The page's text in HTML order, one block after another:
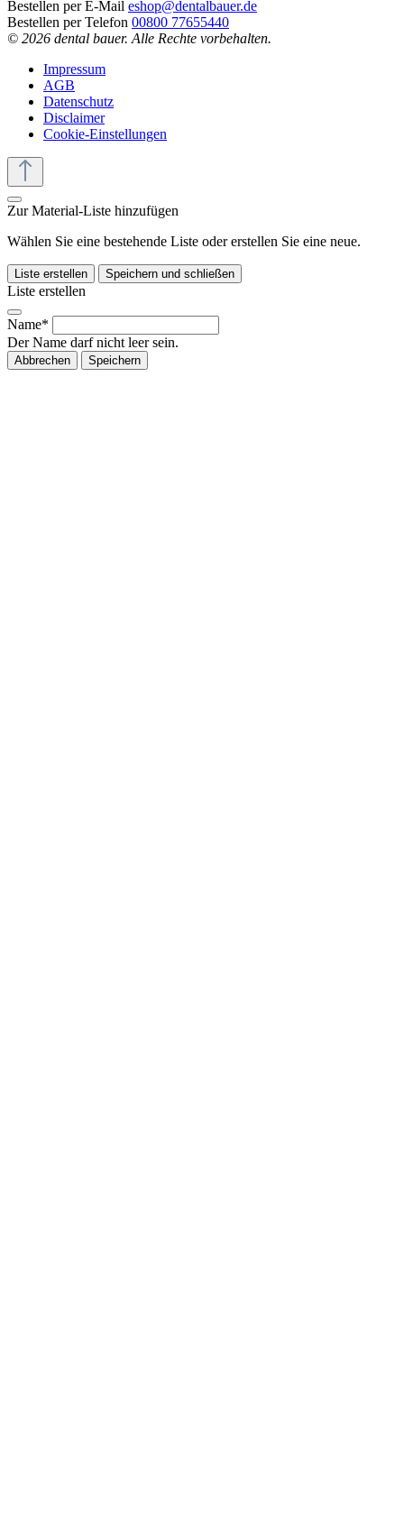
Bestellen per E-Mail eshop@dentalbauer.de
Bestellen per Telefon 00800 77655440
© 2026 dental bauer. Alle Rechte vorbehalten.
Impressum
AGB
Datenschutz
Disclaimer
Cookie-Einstellungen
Zur Material-Liste hinzufügen
Wählen Sie eine bestehende Liste oder erstellen Sie eine neue.
Liste erstellen Speichern und schließen
Liste erstellen
Name*
Der Name darf nicht leer sein.
Abbrechen Speichern